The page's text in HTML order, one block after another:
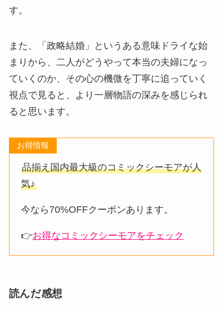
す。
また、「政略結婚」というある意味ドライな始
まりから、二人がどうやって本当の夫婦になっ
ていくのか、その心の機微を丁寧に追っていく
視点で見ると、より一層物語の深みを感じられ
ると思います。
お得情報
品揃え国内最大級のコミックシーモアが人
気♪
今なら70%OFFクーポンあります。
👉お得なコミックシーモアをチェック
読んだ感想